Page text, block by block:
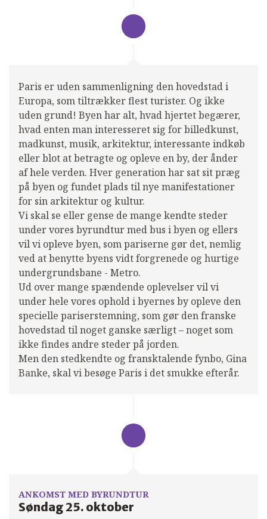
Paris er uden sammenligning den hovedstad i
Europa, som tiltrækker flest turister. Og ikke
uden grund! Byen har alt, hvad hjertet begærer,
hvad enten man interesseret sig for billedkunst,
madkunst, musik, arkitektur, interessante indkøb
eller blot at betragte og opleve en by, der ånder
af hele verden. Hver generation har sat sit præg
på byen og fundet plads til nye manifestationer
for sin arkitektur og kultur.
Vi skal se eller gense de mange kendte steder
under vores byrundtur med bus i byen og ellers
vil vi opleve byen, som pariserne gør det, nemlig
ved at benytte byens vidt forgrenede og hurtige
undergrundsbane - Metro.
Ud over mange spændende oplevelser vil vi
under hele vores ophold i byernes by opleve den
specielle pariserstemning, som gør den franske
hovedstad til noget ganske særligt – noget som
ikke findes andre steder på jorden.
Men den stedkendte og fransktalende fynbo, Gina
Banke, skal vi besøge Paris i det smukke efterår.
ANKOMST MED BYRUNDTUR
Søndag 25. oktober